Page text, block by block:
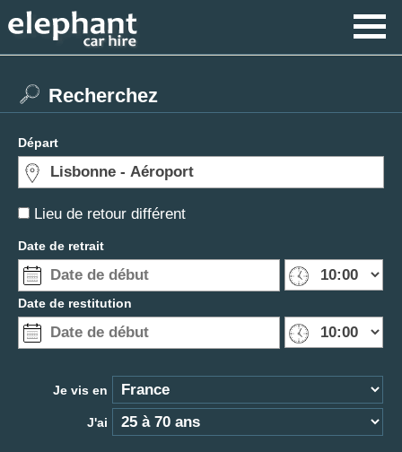
Lieu de retour différent
Recherchez
Départ
Date de retrait
Date de restitution
Je vis en
J'ai